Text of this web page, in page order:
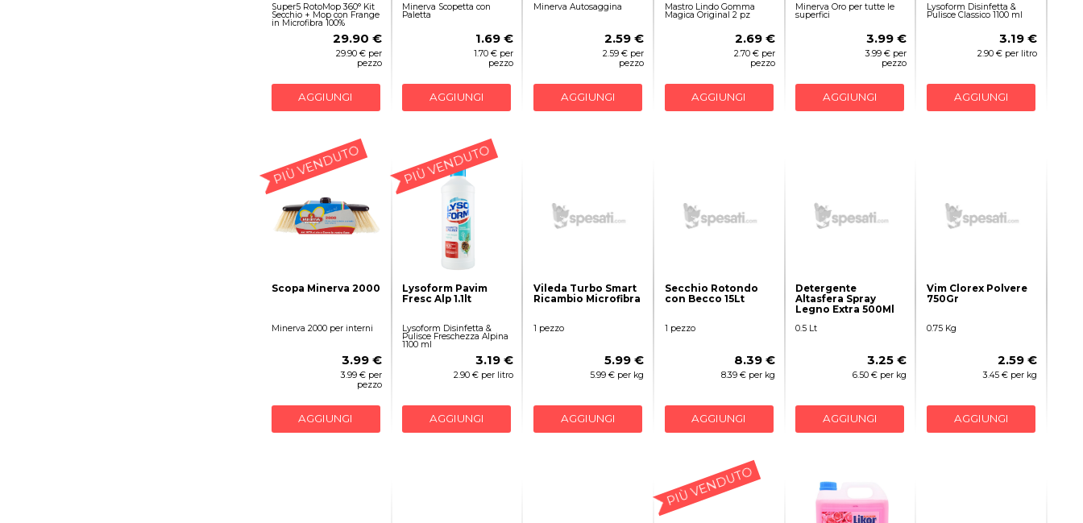
Super5 RotoMop 360° Kit
Secchio + Mop con Frange
in Microfibra 100%
29.90 €
29.90 € per
pezzo
AGGIUNGI
Minerva Scopetta con
Paletta
1.69 €
1.70 € per
pezzo
AGGIUNGI
Minerva Autosaggina
2.59 €
2.59 € per
pezzo
AGGIUNGI
Mastro Lindo Gomma
Magica Original 2 pz
2.69 €
2.70 € per
pezzo
AGGIUNGI
Minerva Oro per tutte le
superfici
3.99 €
3.99 € per
pezzo
AGGIUNGI
Lysoform Disinfetta &
Pulisce Classico 1100 ml
3.19 €
2.90 € per litro
AGGIUNGI
PIÙ VENDUTO
Scopa Minerva 2000
Minerva 2000 per interni
3.99 €
3.99 € per
pezzo
AGGIUNGI
PIÙ VENDUTO
Lysoform Pavim
Fresc Alp 1.1lt
Lysoform Disinfetta &
Pulisce Freschezza Alpina
1100 ml
3.19 €
2.90 € per litro
AGGIUNGI
Vileda Turbo Smart
Ricambio Microfibra
1 pezzo
5.99 €
5.99 € per kg
AGGIUNGI
Secchio Rotondo
con Becco 15Lt
1 pezzo
8.39 €
8.39 € per kg
AGGIUNGI
Detergente
Altasfera Spray
Legno Extra 500Ml
0.5 Lt
3.25 €
6.50 € per kg
AGGIUNGI
Vim Clorex Polvere
750Gr
0.75 Kg
2.59 €
3.45 € per kg
AGGIUNGI
PIÙ VENDUTO